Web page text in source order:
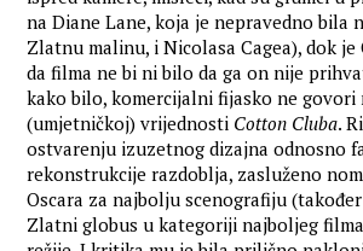
na Diane Lane, koja je nepravedno bila
Zlatnu malinu, i Nicolasa Cagea), dok
da filma ne bi ni bilo da ga on nije
kako bilo, komercijalni fijasko ne
(umjetničkoj) vrijednosti Cotton Cluba.
ostvarenju izuzetnog dizajna odnosno
rekonstrukcije razdoblja, zasluženo
Oscara za najbolju scenografiju
Zlatni globus u kategoriji najboljeg